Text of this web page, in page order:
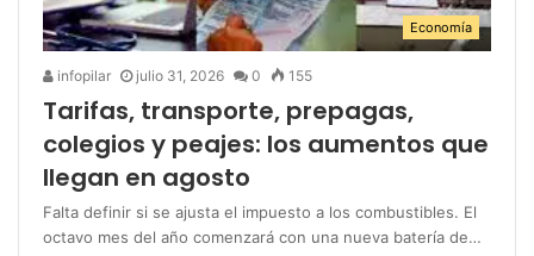
Economía
infopilar julio 31, 2026 0 155
Tarifas, transporte, prepagas,
colegios y peajes: los aumentos que
llegan en agosto
Falta definir si se ajusta el impuesto a los combustibles. El
octavo mes del año comenzará con una nueva batería de…